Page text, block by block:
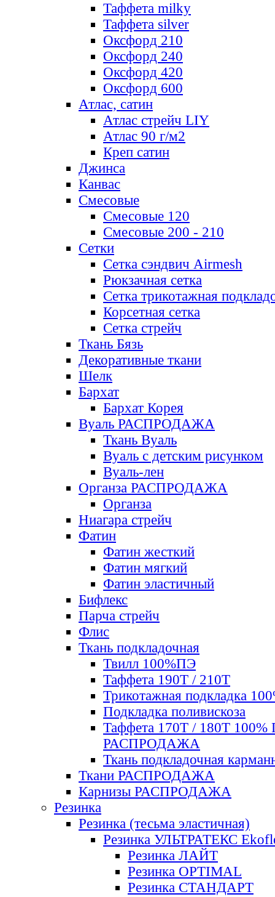
Таффета milky
Таффета silver
Оксфорд 210
Оксфорд 240
Оксфорд 420
Оксфорд 600
Атлас, сатин
Атлас стрейч LIY
Атлас 90 г/м2
Креп сатин
Джинса
Канвас
Смесовые
Смесовые 120
Смесовые 200 - 210
Сетки
Сетка сэндвич Airmesh
Рюкзачная сетка
Сетка трикотажная
Корсетная сетка
Сетка стрейч
Ткань Бязь
Декоративные ткани
Шелк
Бархат
Бархат Корея
Вуаль РАСПРОДАЖА
Ткань Вуаль
Вуаль с детским рисунком
Вуаль-лен
Органза РАСПРОДАЖА
Органза
Ниагара стрейч
Фатин
Фатин жесткий
Фатин мягкий
Фатин элаcтичный
Бифлекс
Парча стрейч
Флис
Ткань подкладочная
Твилл 100%ПЭ
Таффета 190Т / 210Т
Трикотажная подкладка
Подкладка поливискоза
Таффета 170Т / 180Т 100%
РАСПРОДАЖА
Ткань подкладочная
Ткани РАСПРОДАЖА
Карнизы РАСПРОДАЖА
Резинка
Резинка (тесьма эластичная)
Резинка УЛЬТРАТЕКС
Резинка ЛАЙТ
Резинка OPTIMAL
Резинка СТАНДАРТ